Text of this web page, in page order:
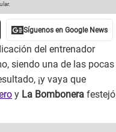
del entrenador
siendo una de las pocas
¡y vaya que
y La Bombonera festejó